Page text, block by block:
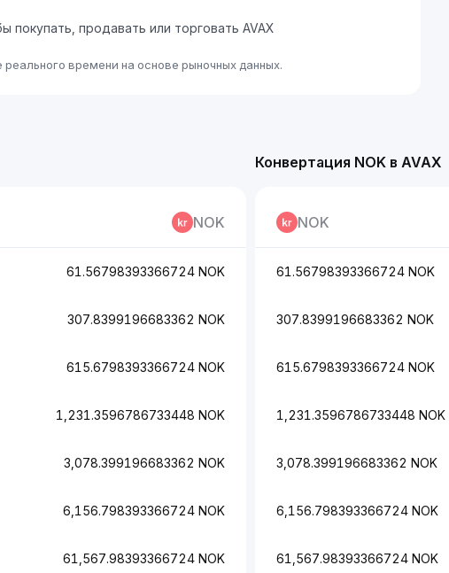
покупать, продавать или торговать AVAX
времени на основе рыночных данных.
NOK
61.56798393366724 NOK
307.8399196683362 NOK
615.6798393366724 NOK
1,231.3596786733448 NOK
3,078.399196683362 NOK
6,156.798393366724 NOK
61,567.98393366724 NOK
Конвертация NOK в AVAX
NOK
61.56798393366724 NOK
307.8399196683362 NOK
615.6798393366724 NOK
1,231.3596786733448 NOK
3,078.399196683362 NOK
6,156.798393366724 NOK
61,567.98393366724 NOK